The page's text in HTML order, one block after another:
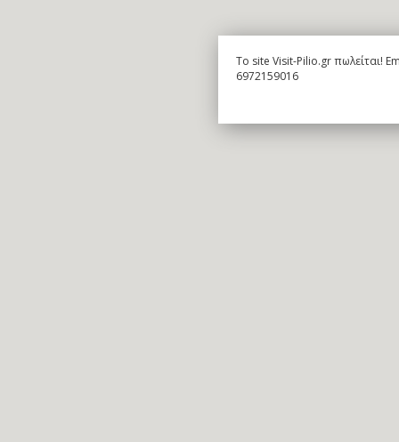
To site Visit-Pilio.gr πωλείται!
6972159016